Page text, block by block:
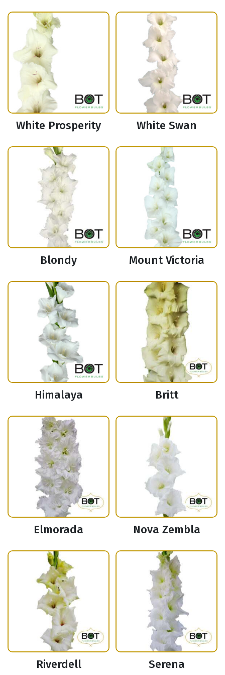
White Prosperity White Swan
Blondy Mount Victoria
Himalaya Britt
Elmorada Nova Zembla
Riverdell Serena